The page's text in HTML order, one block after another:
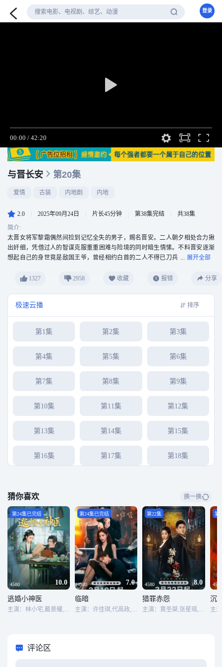
登录
与晋长安 第20集
爱情 古装 内地剧 内地
2.0 2025年09月24日 片长45分钟 第38集完结
共38集
简介:
太晋女将军黎霜偶然间捡到记忆全失的男子，赐名晋安。二人朝夕相处合力揪
出奸细，凭借过人的智谋克服重重困难与险境的同时暗生情愫。不料晋安逐渐
想起自己的身世竟是敌国王爷，曾经相约白首的二人不得已刀兵
1327
2958 收藏 报错 分享
极速云播 排序
第1集 第2集 第3集
第4集 第5集 第6集
第7集 第8集 第9集
第10集 第11集 第12集
第13集 第14集 第15集
第16集 第17集 第18集
第22集 第23集 第24集
第25集 第26集 第27集
第28集 第29集 第30集
第31集 第32集 第33集
第34集 第35集 第36集
猜你喜欢 换一换
4580 10.0
第24集已完结
逃婚小神医
主演：林小宅,戴景耀,吴美慧,李亨,白雪儿,张博林,张博林 Bolin Zhang
4580 7.0
第24集已完结
临暗
主演：许佳琪,代高政,洪尧,谢平,周群,刘超,刘轩丞,林开心,杨曼聆
4580 8.0
第22集
猎罪赤怨
主演：黄圣桀,张星瑶,温奥,李冰冰,周熙雯,毕超,岳训宇
4580
第
沉
评论区